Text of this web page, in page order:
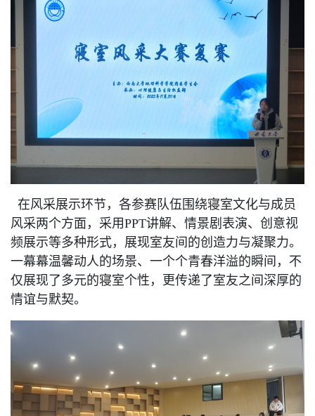
在风采展示环节，各参赛队伍围绕寝室文化与成员
风采两个方面，采用PPT讲解、情景剧表演、创意视
频展示等多种形式，展现室友间的创造力与凝聚力。
一幕幕温馨动人的场景、一个个青春洋溢的瞬间，不
仅展现了多元的寝室个性，更传递了室友之间深厚的
情谊与默契。